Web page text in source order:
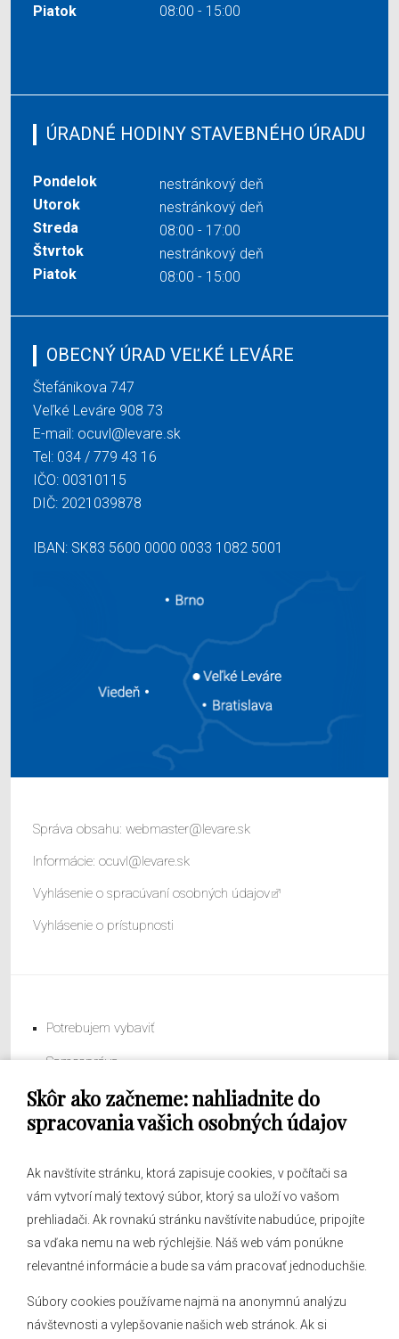
Skôr ako začneme: nahliadnite do
spracovania vašich osobných údajov
Ak navštívite stránku, ktorá zapisuje cookies, v počítači sa
vám vytvorí malý textový súbor, ktorý sa uloží vo vašom
prehliadači. Ak rovnakú stránku navštívite nabudúce, pripojíte
sa vďaka nemu na web rýchlejšie. Náš web vám ponúkne
relevantné informácie a bude sa vám pracovať jednoduchšie.
Súbory cookies používame najmä na anonymnú analýzu
návštevnosti a vylepšovanie našich web stránok. Ak si
Piatok
08:00 - 15:00
ÚRADNÉ HODINY STAVEBNÉHO ÚRADU
Pondelok
nestránkový deň
Utorok
nestránkový deň
Streda
08:00 - 17:00
Štvrtok
nestránkový deň
Piatok
08:00 - 15:00
OBECNÝ ÚRAD VEĽKÉ LEVÁRE
Štefánikova 747
Veľké Leváre 908 73
E-mail: ocuvl@levare.sk
Tel: 034 / 779 43 16
IČO: 00310115
DIČ: 2021039878
IBAN: SK83 5600 0000 0033 1082 5001
Správa obsahu: webmaster@levare.sk
Informácie: ocuvl@levare.sk
Vyhlásenie o spracúvaní osobných údajov
Vyhlásenie o prístupnosti
Potrebujem vybaviť
Samospráva
Obecný úrad
O obci
Hlásenia obecného rozhlasu